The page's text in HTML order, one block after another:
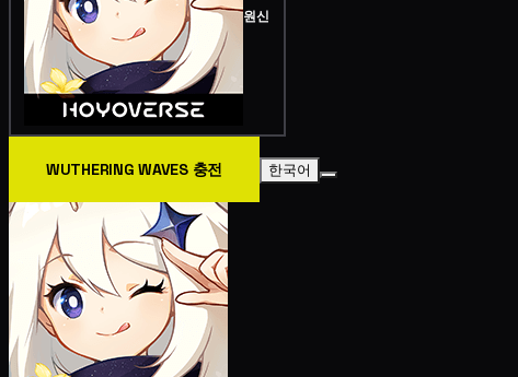
원신
WUTHERING WAVES 충전 한국어